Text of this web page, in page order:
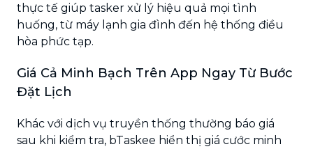
thực tế giúp tasker xử lý hiệu quả mọi tình
huống, từ máy lạnh gia đình đến hệ thống điều
hòa phức tạp.
Giá Cả Minh Bạch Trên App Ngay Từ Bước
Đặt Lịch
Khác với dịch vụ truyền thống thường báo giá
sau khi kiểm tra, bTaskee hiển thị giá cước minh